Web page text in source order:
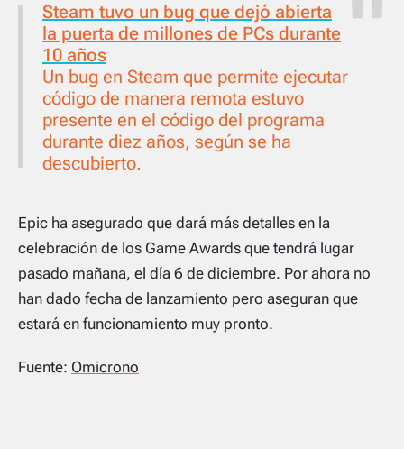
Steam tuvo un bug que dejó abierta
la puerta de millones de PCs durante
10 años
Un bug en Steam que permite ejecutar
código de manera remota estuvo
presente en el código del programa
durante diez años, según se ha
descubierto.
Epic ha asegurado que dará más detalles en la
celebración de los Game Awards que tendrá lugar
pasado mañana, el día 6 de diciembre. Por ahora no
han dado fecha de lanzamiento pero aseguran que
estará en funcionamiento muy pronto.
Fuente: Omicrono